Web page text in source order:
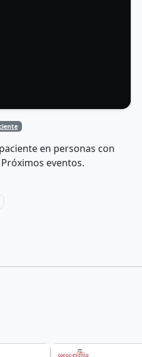
en personas con
eventos.